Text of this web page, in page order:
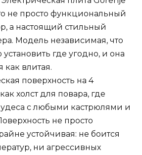
не просто функциональный
а настоящий стильный
Модель независимая, что
где угодно, и она
как влитая.
поверхность на 4
холст для повара, где
с любыми кастрюлями и
не просто
устойчивая: не боится
ни агрессивных